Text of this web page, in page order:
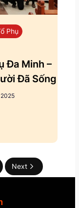
Phụ
Đa Minh –
Đã Sống
Next